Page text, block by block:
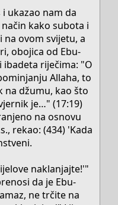
i ukazao nam da
kako subota i
ovom svijetu, a
obojica od Ebu-
ibadeta riječima: "O
Allaha, to
na džumu, kao što
je…" (17:19)
na osnovu
rekao: (434) 'Kada
naklanjajte!'"
da je Ebu-
ne trčite na